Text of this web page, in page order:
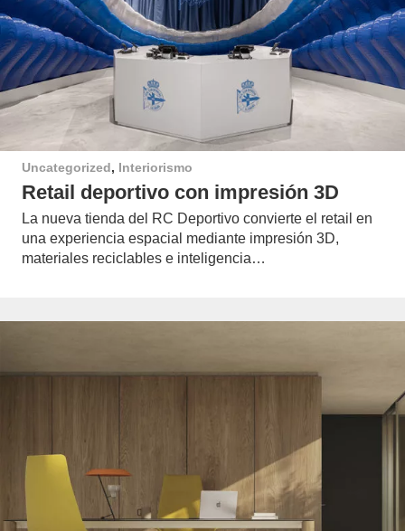
Uncategorized, Interiorismo
Retail deportivo con impresión 3D
La nueva tienda del RC Deportivo convierte el retail en
una experiencia espacial mediante impresión 3D,
materiales reciclables e inteligencia…